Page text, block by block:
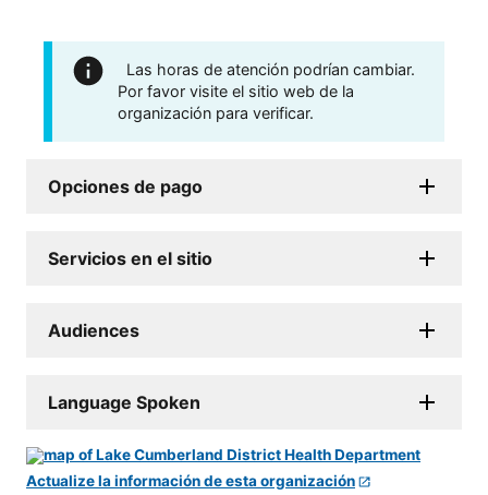
Las horas de atención podrían cambiar.
Por favor visite el sitio web de la
organización para verificar.
Opciones de pago
Servicios en el sitio
Audiences
Language Spoken
Actualize la información de esta organización